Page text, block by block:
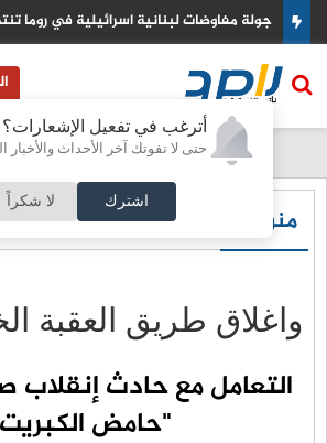
أترغب في تفعيل الإشعارات؟
حتى لا تفوتك آخر الأحداث والأخبار
اشترك لا شكراً
روما تنتهي دون نتائج ملموسة السعودية
منوعات
واغلاق طريق العقبة
التعامل مع حادث
"حامض